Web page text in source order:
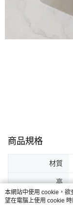
商品規格
材質
高
寬
本網站中使用 cookie，欲
望在電腦上使用 cookie